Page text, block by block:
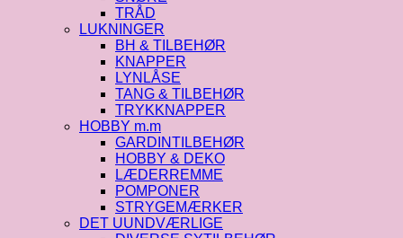
TRÅD
LUKNINGER
BH & TILBEHØR
KNAPPER
LYNLÅSE
TANG & TILBEHØR
TRYKKNAPPER
HOBBY m.m
GARDINTILBEHØR
HOBBY & DEKO
LÆDERREMME
POMPONER
STRYGEMÆRKER
DET UUNDVÆRLIGE